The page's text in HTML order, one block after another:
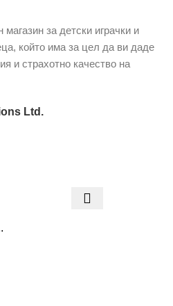
за детски играчки и
който има за цел да ви даде
и страхотно качество на
Ltd.